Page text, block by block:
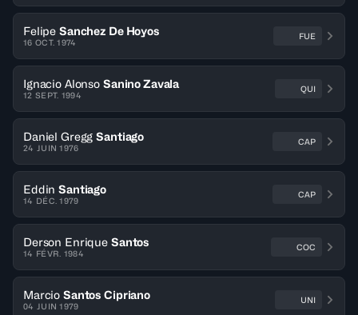
Felipe Sanchez De Hoyos
16 OCT. 1974
FUE
Ignacio Alonso Sanino Zavala
12 SEPT. 1994
QUI
Daniel Gregg Santiago
24 JUIN 1976
CAP
Eddin Santiago
14 DÉC. 1979
CAP
Derson Enrique Santos
14 FÉVR. 1984
COC
Marcio Santos Cipriano
04 JUIN 1979
UNI